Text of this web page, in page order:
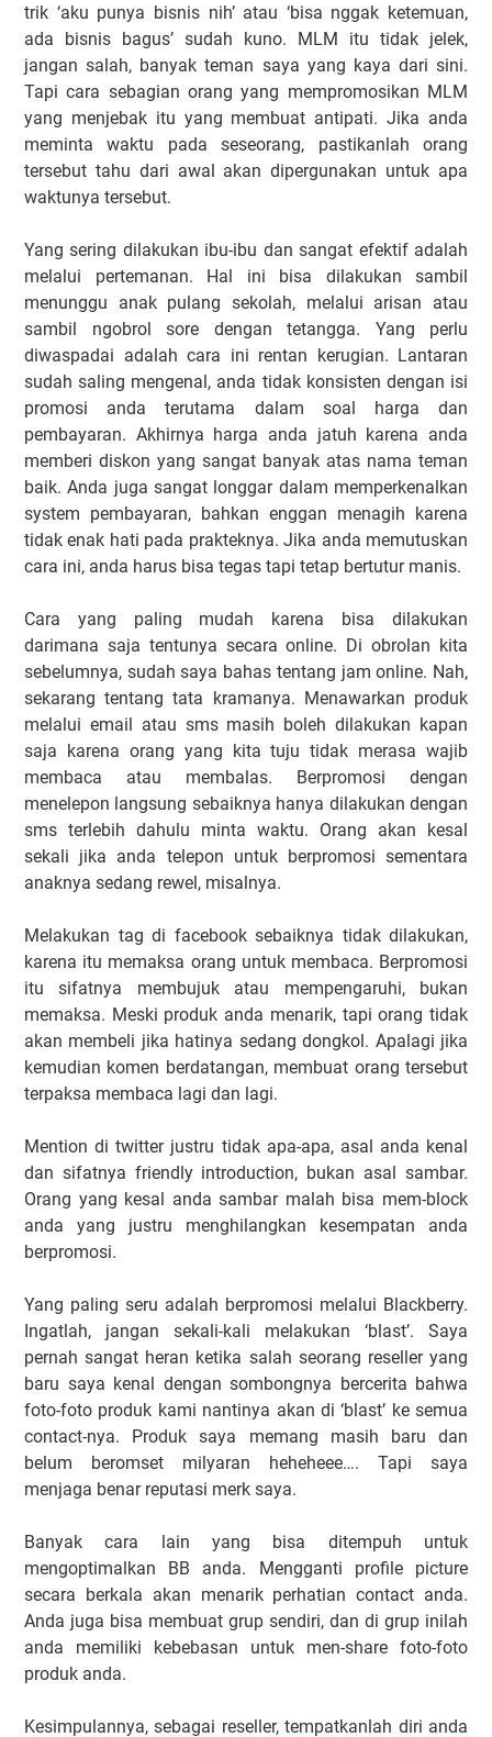
trik ‘aku punya bisnis nih’ atau ‘bisa nggak ketemuan,
ada bisnis bagus’ sudah kuno. MLM itu tidak jelek,
jangan salah, banyak teman saya yang kaya dari sini.
Tapi cara sebagian orang yang mempromosikan MLM
yang menjebak itu yang membuat antipati. Jika anda
meminta waktu pada seseorang, pastikanlah orang
tersebut tahu dari awal akan dipergunakan untuk apa
waktunya tersebut.
Yang sering dilakukan ibu-ibu dan sangat efektif adalah
melalui pertemanan. Hal ini bisa dilakukan sambil
menunggu anak pulang sekolah, melalui arisan atau
sambil ngobrol sore dengan tetangga. Yang perlu
diwaspadai adalah cara ini rentan kerugian. Lantaran
sudah saling mengenal, anda tidak konsisten dengan isi
promosi anda terutama dalam soal harga dan
pembayaran. Akhirnya harga anda jatuh karena anda
memberi diskon yang sangat banyak atas nama teman
baik. Anda juga sangat longgar dalam memperkenalkan
system pembayaran, bahkan enggan menagih karena
tidak enak hati pada prakteknya. Jika anda memutuskan
cara ini, anda harus bisa tegas tapi tetap bertutur manis.
Cara yang paling mudah karena bisa dilakukan
darimana saja tentunya secara online. Di obrolan kita
sebelumnya, sudah saya bahas tentang jam online. Nah,
sekarang tentang tata kramanya. Menawarkan produk
melalui email atau sms masih boleh dilakukan kapan
saja karena orang yang kita tuju tidak merasa wajib
membaca atau membalas. Berpromosi dengan
menelepon langsung sebaiknya hanya dilakukan dengan
sms terlebih dahulu minta waktu. Orang akan kesal
sekali jika anda telepon untuk berpromosi sementara
anaknya sedang rewel, misalnya.
Melakukan tag di facebook sebaiknya tidak dilakukan,
karena itu memaksa orang untuk membaca. Berpromosi
itu sifatnya membujuk atau mempengaruhi, bukan
memaksa. Meski produk anda menarik, tapi orang tidak
akan membeli jika hatinya sedang dongkol. Apalagi jika
kemudian komen berdatangan, membuat orang tersebut
terpaksa membaca lagi dan lagi.
Mention di twitter justru tidak apa-apa, asal anda kenal
dan sifatnya friendly introduction, bukan asal sambar.
Orang yang kesal anda sambar malah bisa mem-block
anda yang justru menghilangkan kesempatan anda
berpromosi.
Yang paling seru adalah berpromosi melalui Blackberry.
Ingatlah, jangan sekali-kali melakukan ‘blast’. Saya
pernah sangat heran ketika salah seorang reseller yang
baru saya kenal dengan sombongnya bercerita bahwa
foto-foto produk kami nantinya akan di ‘blast’ ke semua
contact-nya. Produk saya memang masih baru dan
belum beromset milyaran heheheee…. Tapi saya
menjaga benar reputasi merk saya.
Banyak cara lain yang bisa ditempuh untuk
mengoptimalkan BB anda. Mengganti profile picture
secara berkala akan menarik perhatian contact anda.
Anda juga bisa membuat grup sendiri, dan di grup inilah
anda memiliki kebebasan untuk men-share foto-foto
produk anda.
Kesimpulannya, sebagai reseller, tempatkanlah diri anda